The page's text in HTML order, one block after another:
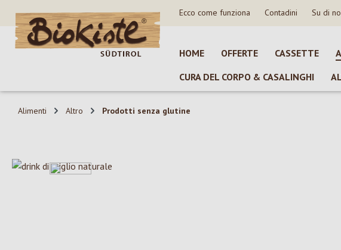
al contenuto principale
Salta alla ricerca
Passa alla navigazione principale Ecco come funziona Contadini Su di
HOME OFFERTE CASSETTE
CURA DEL CORPO & CASALINGHI
Alimenti Altro Prodotti senza glutine
Salta la galleria di immagini